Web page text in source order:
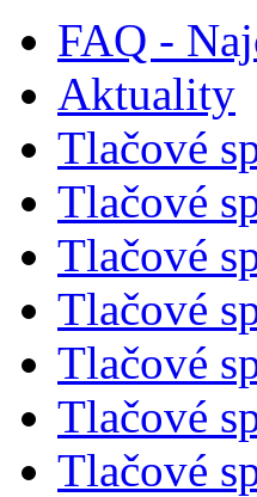
FAQ -
Aktuality
Tlačové
Tlačové
Tlačové
Tlačové
Tlačové
Tlačové
Tlačové